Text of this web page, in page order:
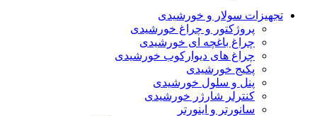
تجهیزات سولار و خورشیدی
پروژکتور و چراغ خورشیدی
چراغ باغچه ای خورشیدی
چراغ های دیوارکوب خورشیدی
پکیج خورشیدی
پنل و سلول خورشیدی
کنترلر شارژر خورشیدی
سانورتر و اینورتر